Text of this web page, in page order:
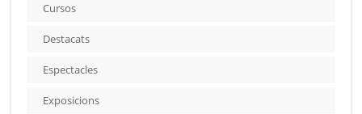
Cursos
Destacats
Espectacles
Exposicions